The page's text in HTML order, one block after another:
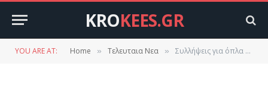
KROKEES.GR
YOU ARE AT: Home » Τελευταια Νεα » Συλλήψεις για όπλα στη Μάνη – Βρέθηκε Καλάζνικοφ σε παντοπωλείο